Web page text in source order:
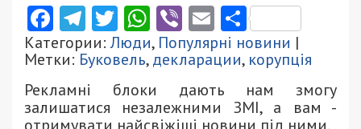
Facebook
Telegram
Twitter
WhatsApp
ViberEmail
Категории:Люди, Популярні новини |
Метки: Буковель,декларации, корупція
Рекламні блоки дають нам змогу
залишатися незалежними ЗМІ, а вам -
отримувати найсвіжіші новини під ними.